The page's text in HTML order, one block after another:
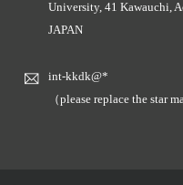
University, 41 Kawauchi,
JAPAN
int-kkdk@*
（please replace the star